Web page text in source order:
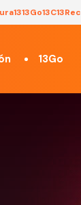
13Go13C13Rec
13Go